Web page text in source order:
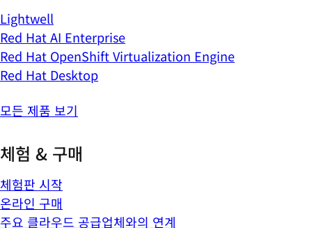
Lightwell
Red Hat AI Enterprise
Red Hat OpenShift Virtualization Engine
Red Hat Desktop
모든 제품 보기
체험 & 구매
체험판 시작
온라인 구매
주요 클라우드 공급업체와의 연계